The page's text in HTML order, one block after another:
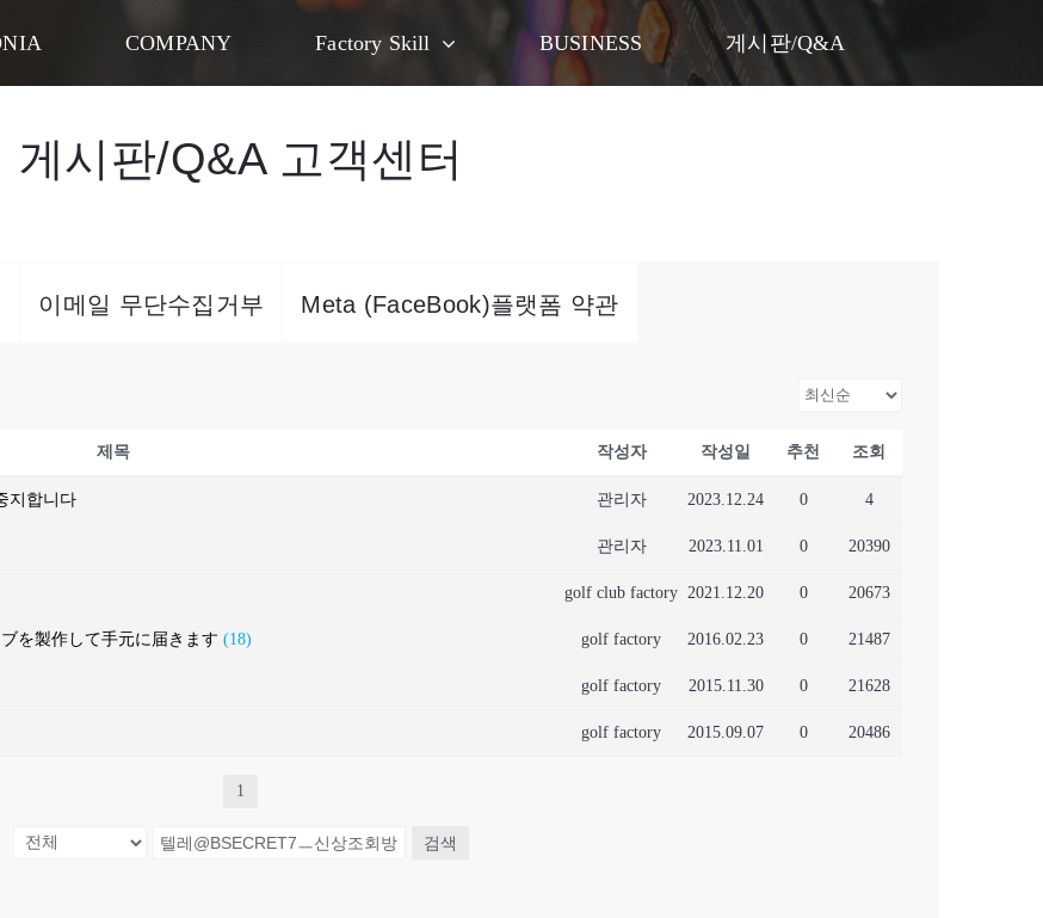
COMPANY Factory Skill BUSINESS 게시판/Q&A
게시판/Q&A 고객센터
이메일 무단수집거부 Meta (FaceBook)플랫폼 약관
제목 작성자 작성일 추천 조회
지합니다 관리자 2023.12.24 0 4
관리자 2023.11.01 0 20390
golf club factory 2021.12.20 0 20673
を製作して手元に届きます (18) golf factory 2016.02.23 0 21487
golf factory 2015.11.30 0 21628
golf factory 2015.09.07 0 20486
1
검색